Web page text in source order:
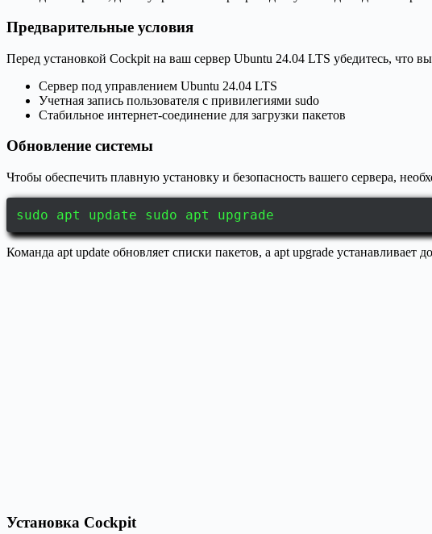
Предварительные условия
Перед установкой Cockpit на ваш сервер Ubuntu 24.04 LTS убедитесь, что
Сервер под управлением Ubuntu 24.04 LTS
Учетная запись пользователя с привилегиями sudo
Стабильное интернет-соединение для загрузки пакетов
Обновление системы
Чтобы обеспечить плавную установку и безопасность вашего сервера,
sudo apt update sudo apt upgrade
Команда apt update обновляет списки пакетов, а apt upgrade устанавливает
Установка Cockpit